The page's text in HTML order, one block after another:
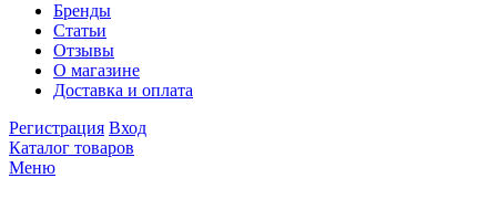
Бренды
Статьи
Отзывы
О магазине
Доставка и оплата
Регистрация Вход
Каталог товаров
Меню